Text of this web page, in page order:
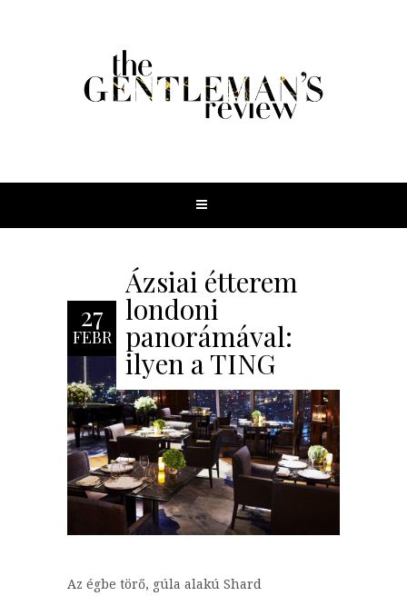
27
FEBR
Ázsiai étterem
londoni
panorámával:
ilyen a TING
Az égbe törő, gúla alakú Shard